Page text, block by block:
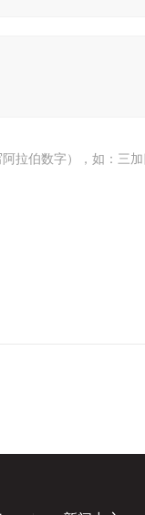
拉伯数字），如：三